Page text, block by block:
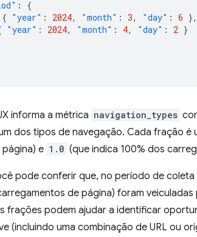
:
{
{ "year" : 2024, "month" : 3, "day" : 6 },
"year" : 2024, "month" : 4, "day" : 2 }
informa a métrica navigation_types
dos tipos de navegação. Cada fração é
e 1.0 (que indica 100% dos
pode conferir que, no período de
de página) foram
frações podem ajudar a identificar
(incluindo uma combinação de URL ou